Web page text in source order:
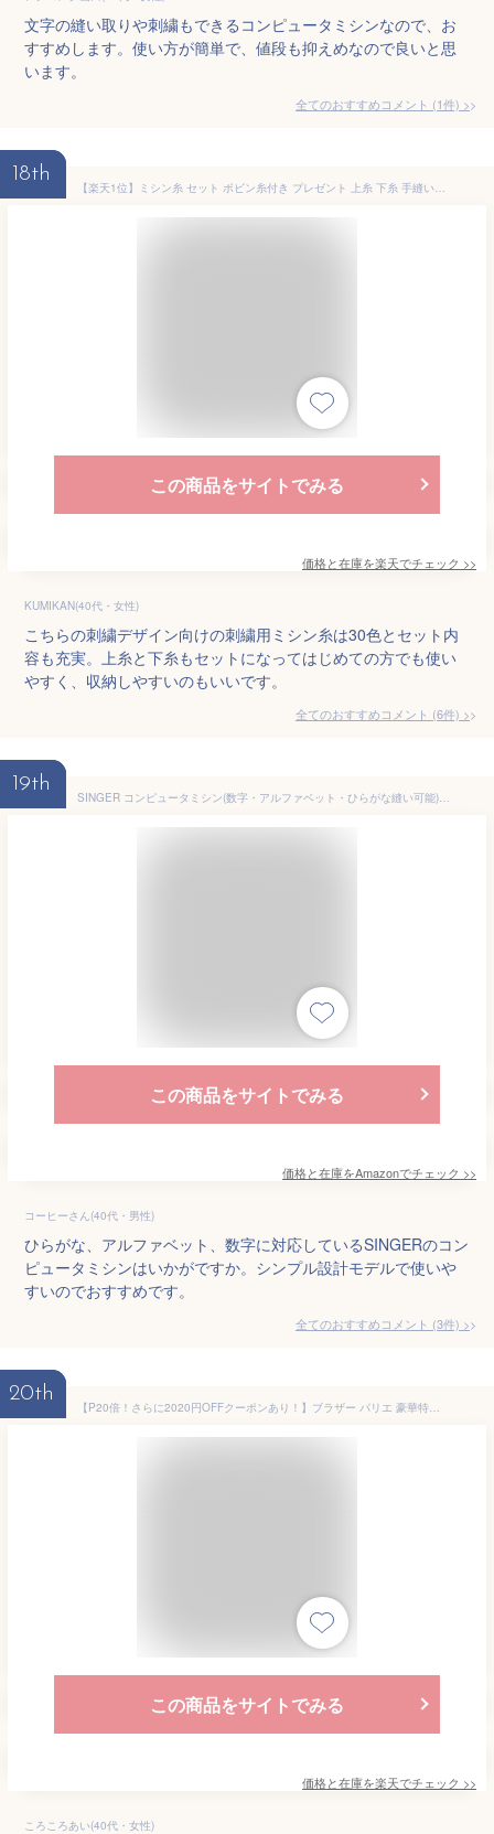
文字の縫い取りや刺繍もできるコンピュータミシンなので、お
すすめします。使い方が簡単で、値段も抑えめなので良いと思
います。
全てのおすすめコメント (1件) >
18th
【楽天1位】ミシン糸 セット ボビン糸付き プレゼント 上糸 下糸 手縫い糸 常備糸 ポリエステル 刺繍糸 ソーイングセット 大人 プラスチック 家庭用ミシン 60番
この商品をサイトでみる
価格と在庫を楽天でチェック >>
KUMIKAN(40代・女性)
こちらの刺繍デザイン向けの刺繍用ミシン糸は30色とセット内
容も充実。上糸と下糸もセットになってはじめての方でも使い
やすく、収納しやすいのもいいです。
全てのおすすめコメント (6件) >
19th
SINGER コンピュータミシン(数字・アルファベット・ひらがな縫い可能) SN778EX
この商品をサイトでみる
価格と在庫をAmazonでチェック >>
コーヒーさん(40代・男性)
ひらがな、アルファベット、数字に対応しているSINGERのコン
ピュータミシンはいかがですか。シンプル設計モデルで使いや
すいのでおすすめです。
全てのおすすめコメント (3件) >
20th
【P20倍！さらに2020円OFFクーポンあり！】ブラザー パリエ 豪華特典付、オリジナル刺しゅうデータが400種類以上！ ブラザー コンピューターミシン parie 刺しゅう ミシン 【最大5年保証】【送料無料】刺繍 刺繍ミシン
この商品をサイトでみる
価格と在庫を楽天でチェック >>
ころころあい(40代・女性)